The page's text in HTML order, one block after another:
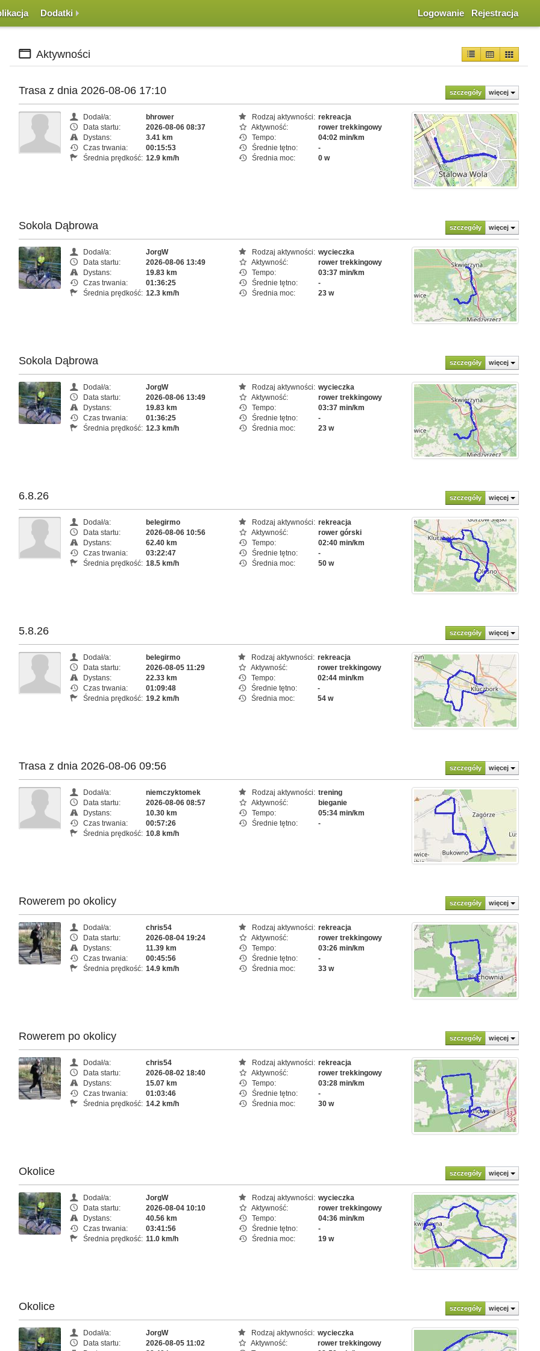
Dodatki Logowanie Rejestracja
Aktywności
Trasa z dnia 2026-08-06 17:10 szczegóły więcej
Dodał/a:
bhrower
Data startu:
2026-08-06 08:37
Dystans:
3.41 km
Czas trwania:
00:15:53
Średnia prędkość: 12.9 km/h
Rodzaj aktywności: rekreacja
Aktywność:
rower trekkingowy
Tempo:
04:02 min/km
Średnie tętno:
-
Średnia moc:
0 w
Sokola Dąbrowa szczegóły więcej
Dodał/a:
JorgW
Data startu:
2026-08-06 13:49
Dystans:
19.83 km
Czas trwania:
01:36:25
Średnia prędkość: 12.3 km/h
Rodzaj aktywności: wycieczka
Aktywność:
rower trekkingowy
Tempo:
03:37 min/km
Średnie tętno:
-
Średnia moc:
23 w
Sokola Dąbrowa szczegóły więcej
Dodał/a:
JorgW
Data startu:
2026-08-06 13:49
Dystans:
19.83 km
Czas trwania:
01:36:25
Średnia prędkość: 12.3 km/h
Rodzaj aktywności: wycieczka
Aktywność:
rower trekkingowy
Tempo:
03:37 min/km
Średnie tętno:
-
Średnia moc:
23 w
6.8.26 szczegóły więcej
Dodał/a:
belegirmo
Data startu:
2026-08-06 10:56
Dystans:
62.40 km
Czas trwania:
03:22:47
Średnia prędkość: 18.5 km/h
Rodzaj aktywności: rekreacja
Aktywność:
rower górski
Tempo:
02:40 min/km
Średnie tętno:
-
Średnia moc:
50 w
5.8.26 szczegóły więcej
Dodał/a:
belegirmo
Data startu:
2026-08-05 11:29
Dystans:
22.33 km
Czas trwania:
01:09:48
Średnia prędkość: 19.2 km/h
Rodzaj aktywności: rekreacja
Aktywność:
rower trekkingowy
Tempo:
02:44 min/km
Średnie tętno:
-
Średnia moc:
54 w
Trasa z dnia 2026-08-06 09:56 szczegóły więcej
Dodał/a:
niemczyktomek
Data startu:
2026-08-06 08:57
Dystans:
10.30 km
Czas trwania:
00:57:26
Średnia prędkość: 10.8 km/h
Rodzaj aktywności: trening
Aktywność:
bieganie
Tempo:
05:34 min/km
Średnie tętno:
-
Rowerem po okolicy szczegóły więcej
Dodał/a:
chris54
Data startu:
2026-08-04 19:24
Dystans:
11.39 km
Czas trwania:
00:45:56
Średnia prędkość: 14.9 km/h
Rodzaj aktywności: rekreacja
Aktywność:
rower trekkingowy
Tempo:
03:26 min/km
Średnie tętno:
-
Średnia moc:
33 w
Rowerem po okolicy szczegóły więcej
Dodał/a:
chris54
Data startu:
2026-08-02 18:40
Dystans:
15.07 km
Czas trwania:
01:03:46
Średnia prędkość: 14.2 km/h
Rodzaj aktywności: rekreacja
Aktywność:
rower trekkingowy
Tempo:
03:28 min/km
Średnie tętno:
-
Średnia moc:
30 w
Okolice szczegóły więcej
Dodał/a:
JorgW
Data startu:
2026-08-04 10:10
Dystans:
40.56 km
Czas trwania:
03:41:56
Średnia prędkość: 11.0 km/h
Rodzaj aktywności: wycieczka
Aktywność:
rower trekkingowy
Tempo:
04:36 min/km
Średnie tętno:
-
Średnia moc:
19 w
Okolice szczegóły więcej
Dodał/a:
JorgW
Data startu:
2026-08-05 11:02
Rodzaj aktywności: wycieczka
Aktywność:
rower trekkingowy